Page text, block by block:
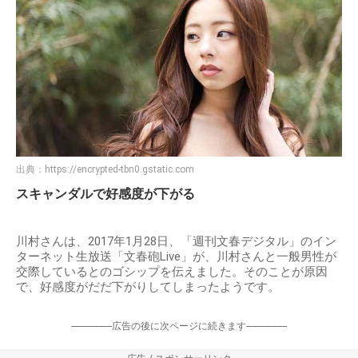
出典： https://encrypted-tbn0.gstatic.com
スキャンダルで好感度が下がる
川村さんは、2017年1月28日、「週刊文春デジタル」のイン
ターネット生放送「文春砲Live」が、川村さんと一般男性が
交際しているとのゴシップを伝えました。そのことが原因
で、好感度がだだ下がりしてしまったようです。
-----------------広告の後に次ページに続きます-----------------